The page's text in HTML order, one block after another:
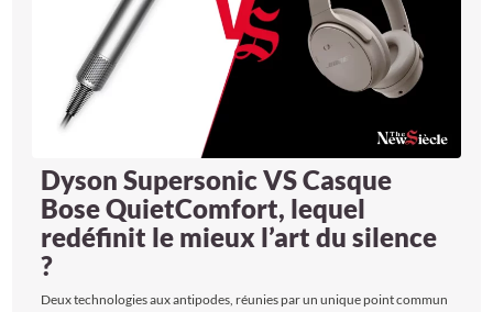
Dyson Supersonic VS Casque
Bose QuietComfort, lequel
redéfinit le mieux l’art du silence
?
Deux technologies aux antipodes, réunies par un unique point commun